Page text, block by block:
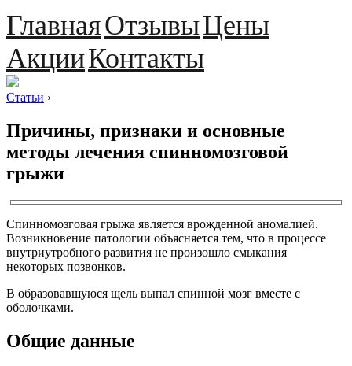
ГлавнаяОтзывыЦены
АкцииКонтакты
Статьи ›
Причины, признаки и основные
методы лечения спинномозговой
грыжи
Спинномозговая грыжа является врожденной аномалией.
Возникновение патологии объясняется тем, что в процессе
внутриутробного развития не произошло смыкания
некоторых позвонков.
В образовавшуюся щель выпал спинной мозг вместе с
оболочками.
Общие данные